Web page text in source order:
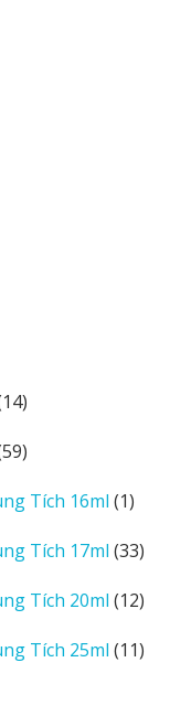
1414
phẩm
5959
phẩm
Tích 16ml 11
phẩm
Tích 17ml 3333
phẩm
Tích 20ml 1212
phẩm
Tích 25ml 1111